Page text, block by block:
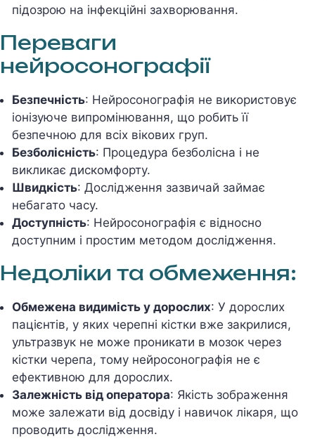
підозрою на інфекційні захворювання.
Переваги
нейросонографії
Безпечність: Нейросонографія не використовує
іонізуюче випромінювання, що робить її
безпечною для всіх вікових груп.
Безболісність: Процедура безболісна і не
викликає дискомфорту.
Швидкість: Дослідження зазвичай займає
небагато часу.
Доступність: Нейросонографія є відносно
доступним і простим методом дослідження.
Недоліки та обмеження:
Обмежена видимість у дорослих: У дорослих
пацієнтів, у яких черепні кістки вже закрилися,
ультразвук не може проникати в мозок через
кістки черепа, тому нейросонографія не є
ефективною для дорослих.
Залежність від оператора: Якість зображення
може залежати від досвіду і навичок лікаря, що
проводить дослідження.